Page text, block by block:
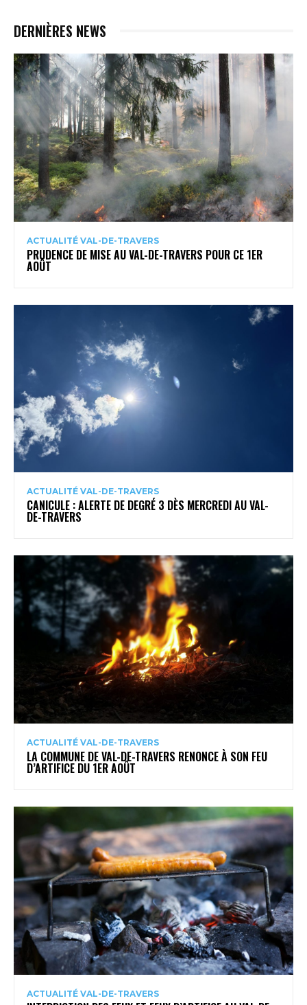
DERNIÈRES NEWS
ACTUALITÉ VAL-DE-TRAVERS
PRUDENCE DE MISE AU VAL-DE-TRAVERS POUR CE 1ER
AOÛT
ACTUALITÉ VAL-DE-TRAVERS
CANICULE : ALERTE DE DEGRÉ 3 DÈS MERCREDI AU VAL-
DE-TRAVERS
ACTUALITÉ VAL-DE-TRAVERS
LA COMMUNE DE VAL-DE-TRAVERS RENONCE À SON FEU
D’ARTIFICE DU 1ER AOÛT
ACTUALITÉ VAL-DE-TRAVERS